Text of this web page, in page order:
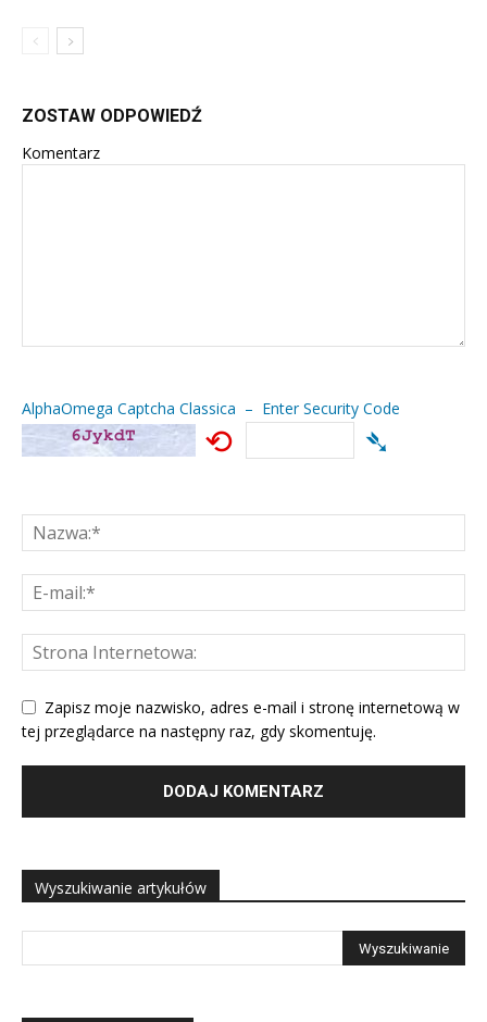
ZOSTAW ODPOWIEDŹ
Komentarz
AlphaOmega Captcha Classica – Enter Security Code
⟲ ➴
Zapisz moje nazwisko, adres e-mail i stronę internetową w
tej przeglądarce na następny raz, gdy skomentuję.
Wyszukiwanie artykułów